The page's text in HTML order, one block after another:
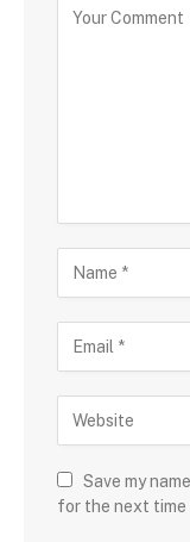
Save my
for the next time